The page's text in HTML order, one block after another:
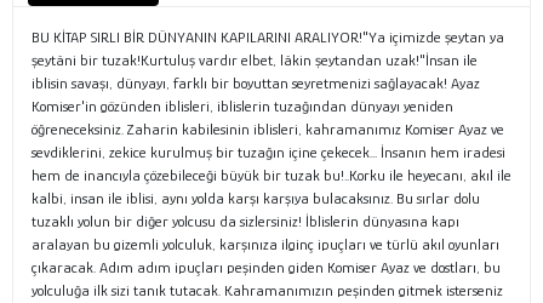
BU KİTAP SIRLI BİR DÜNYANIN KAPILARINI ARALIYOR!"Ya içimizde şeytan ya
şeytâni bir tuzak!Kurtuluş vardır elbet, lâkin şeytandan uzak!"İnsan ile
iblisin savaşı, dünyayı, farklı bir boyuttan seyretmenizi sağlayacak! Ayaz
Komiser'in gözünden iblisleri, iblislerin tuzağından dünyayı yeniden
öğreneceksiniz. Zaharin kabilesinin iblisleri, kahramanımız Komiser Ayaz ve
sevdiklerini, zekice kurulmuş bir tuzağın içine çekecek... İnsanın hem iradesi
hem de inancıyla çözebileceği büyük bir tuzak bu!..Korku ile heyecanı, akıl ile
kalbi, insan ile iblisi, aynı yolda karşı karşıya bulacaksınız. Bu sırlar dolu
tuzaklı yolun bir diğer yolcusu da sizlersiniz! İblislerin dünyasına kapı
aralayan bu gizemli yolculuk, karşınıza ilginç ipuçları ve türlü akıl oyunları
çıkaracak. Adım adım ipuçları peşinden giden Komiser Ayaz ve dostları, bu
yolculuğa ilk sizi tanık tutacak. Kahramanımızın peşinden gitmek isterseniz